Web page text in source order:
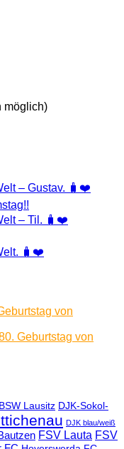
möglich)
– Gustav. 🧳❤️
– Til. 🧳❤️
🧳❤️
von
Geburtstag von
BSW Lausitz DJK-Sokol-
DJK blau/weiß
FSV Lauta FSV